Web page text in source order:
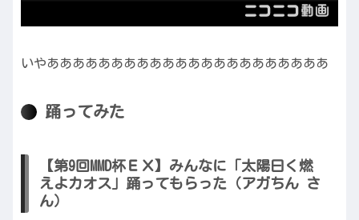
いやああああああああああああああああああああああ
踊ってみた
【第9回MMD杯ＥＸ】みんなに「太陽曰く燃
えよカオス」踊ってもらった（アガちん さ
ん）